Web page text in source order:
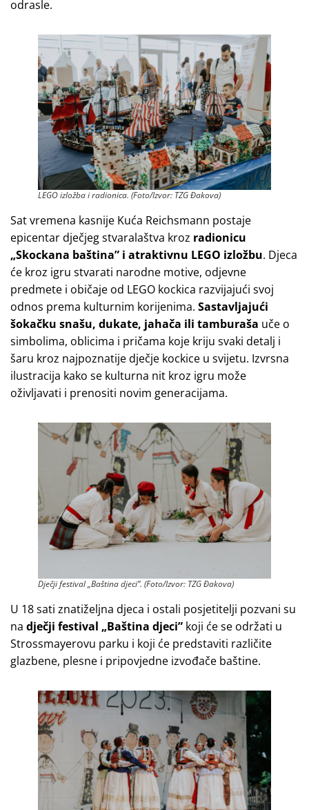
odrasle.
LEGO izložba i radionica. (Foto/Izvor: TZG Đakova)
Sat vremena kasnije Kuća Reichsmann postaje
epicentar dječjeg stvaralaštva kroz radionicu
„Skockana baština” i atraktivnu LEGO izložbu. Djeca
će kroz igru stvarati narodne motive, odjevne
predmete i običaje od LEGO kockica razvijajući svoj
odnos prema kulturnim korijenima. Sastavljajući
šokačku snašu, dukate, jahača ili tamburaša uče o
simbolima, oblicima i pričama koje kriju svaki detalj i
šaru kroz najpoznatije dječje kockice u svijetu. Izvrsna
ilustracija kako se kulturna nit kroz igru može
oživljavati i prenositi novim generacijama.
Dječji festival „Baština djeci”. (Foto/Izvor: TZG Đakova)
U 18 sati znatiželjna djeca i ostali posjetitelji pozvani su
na dječji festival „Baština djeci” koji će se održati u
Strossmayerovu parku i koji će predstaviti različite
glazbene, plesne i pripovjedne izvođače baštine.